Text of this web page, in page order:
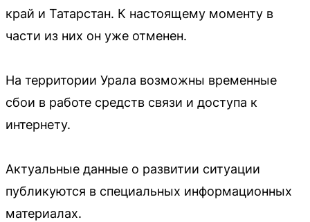
край и Татарстан. К настоящему моменту в
части из них он уже отменен.
На территории Урала возможны временные
сбои в работе средств связи и доступа к
интернету.
Актуальные данные о развитии ситуации
публикуются в специальных информационных
материалах.